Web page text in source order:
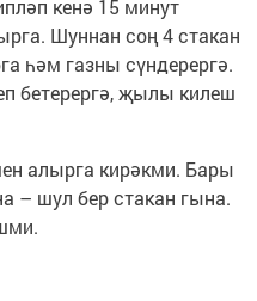
кенә 15 минут
Шуннан соң 4 стакан
һәм газны сүндерергә.
бетерергә, җылы килеш
алырга кирәкми. Бары
– шул бер стакан гына.